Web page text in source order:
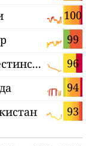
100
99
96
Палестинские территории
94
93